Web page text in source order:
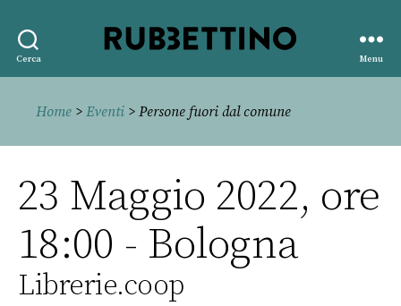
Cerca
editore
Menu
Home > Eventi > Persone fuori dal comune
23 Maggio 2022, ore
18:00 - Bologna
Librerie.coop